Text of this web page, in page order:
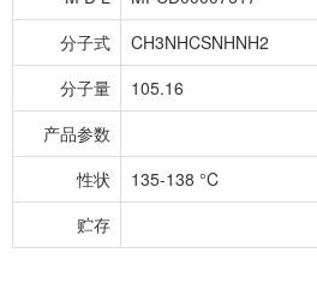
分子式
CH3NHCSNHNH2
分子量
105.16
产品参数
性状
135-138 °C
贮存